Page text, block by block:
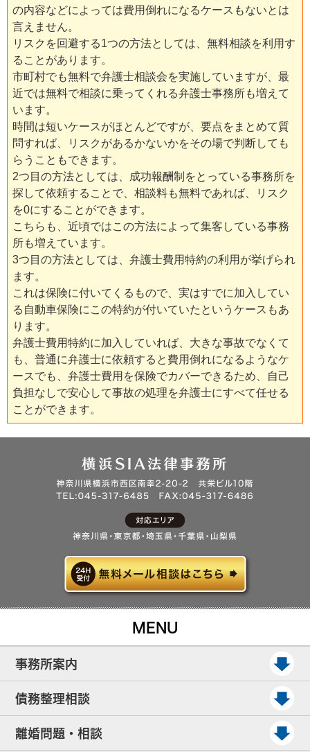
の内容などによっては費用倒れになるケースもないとは
言えません。
リスクを回避する1つの方法としては、無料相談を利用す
ることがあります。
市町村でも無料で弁護士相談会を実施していますが、最
近では無料で相談に乗ってくれる弁護士事務所も増えて
います。
時間は短いケースがほとんどですが、要点をまとめて質
問すれば、リスクがあるかないかをその場で判断しても
らうこともできます。
2つ目の方法としては、成功報酬制をとっている事務所を
探して依頼することで、相談料も無料であれば、リスク
を0にすることができます。
こちらも、近頃ではこの方法によって集客している事務
所も増えています。
3つ目の方法としては、弁護士費用特約の利用が挙げられ
ます。
これは保険に付いてくるもので、実はすでに加入してい
る自動車保険にこの特約が付いていたというケースもあ
ります。
弁護士費用特約に加入していれば、大きな事故でなくて
も、普通に弁護士に依頼すると費用倒れになるようなケ
ースでも、弁護士費用を保険でカバーできるため、自己
負担なしで安心して事故の処理を弁護士にすべて任せる
ことができます。
MENU
事務所案内
債務整理相談
離婚問題・相談